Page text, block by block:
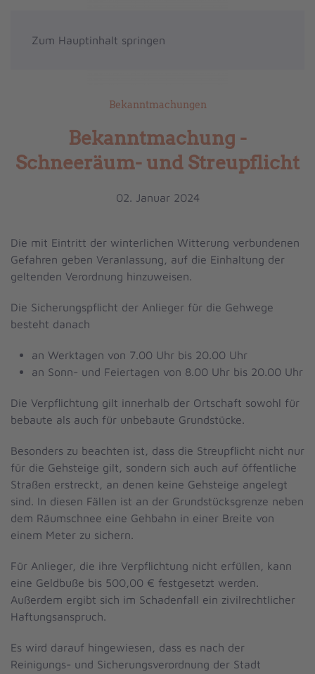
Zum Hauptinhalt springen
Bekanntmachungen
Bekanntmachung -
Schneeräum- und Streupflicht
02. Januar 2024
Die mit Eintritt der winterlichen Witterung verbundenen
Gefahren geben Veranlassung, auf die Einhaltung der
geltenden Verordnung hinzuweisen.
Die Sicherungspflicht der Anlieger für die Gehwege
besteht danach
an Werktagen von 7.00 Uhr bis 20.00 Uhr
an Sonn- und Feiertagen von 8.00 Uhr bis 20.00 Uhr
Die Verpflichtung gilt innerhalb der Ortschaft sowohl für
bebaute als auch für unbebaute Grundstücke.
Besonders zu beachten ist, dass die Streupflicht nicht nur
für die Gehsteige gilt, sondern sich auch auf öffentliche
Straßen erstreckt, an denen keine Gehsteige angelegt
sind. In diesen Fällen ist an der Grundstücksgrenze neben
dem Räumschnee eine Gehbahn in einer Breite von
einem Meter zu sichern.
Für Anlieger, die ihre Verpflichtung nicht erfüllen, kann
eine Geldbuße bis 500,00 € festgesetzt werden.
Außerdem ergibt sich im Schadenfall ein zivilrechtlicher
Haftungsanspruch.
Es wird darauf hingewiesen, dass es nach der
Reinigungs- und Sicherungsverordnung der Stadt